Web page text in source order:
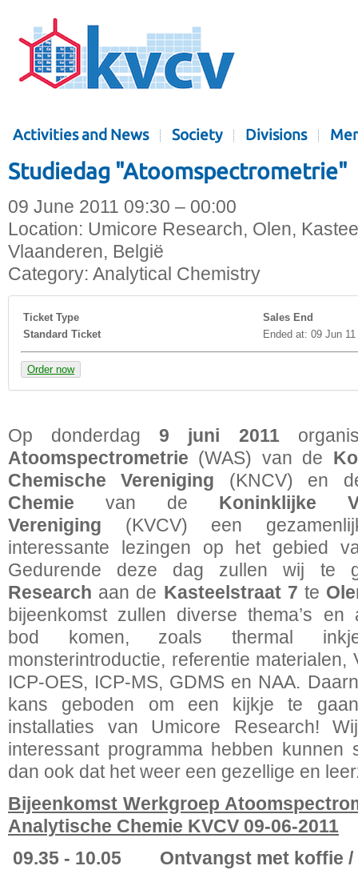
Activities and News Society Divisions
Studiedag "Atoomspectrometrie"
09 June 2011 09:30 – 00:00
Location: Umicore Research, Olen,
Vlaanderen, België
Category: Analytical Chemistry
Ticket Type
Sales End
Standard Ticket
Ended at: 09 Jun 11
Order now
Op donderdag9 juni 2011
Atoomspectrometrie (WAS) van de
Chemische Vereniging (KNCV) en
Chemie van de Koninklijke
Vereniging (KVCV) een
interessante lezingen op het gebied
Gedurende deze dag zullen wij te
Research aan de Kasteelstraat 7 te
bijeenkomst zullen diverse thema’s en
bod komen, zoals thermal
monsterintroductie, referentie materialen,
ICP-OES, ICP-MS, GDMS en NAA.
kans geboden om een kijkje te
installaties van Umicore Research!
interessant programma hebben kunnen
dan ook dat het weer een gezellige en
Bijeenkomst Werkgroep
Analytische Chemie KVCV 09-06-2011
09.35 - 10.05 Ontvangst met koffie /